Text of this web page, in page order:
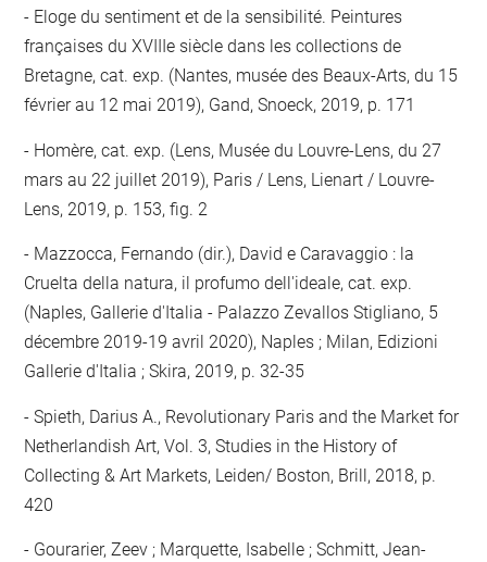
Eloge du sentiment et de la sensibilité. Peintures
françaises du XVIIIe siècle dans les collections de
Bretagne, cat. exp. (Nantes, musée des Beaux-Arts, du 15
février au 12 mai 2019), Gand, Snoeck, 2019, p. 171
Homère, cat. exp. (Lens, Musée du Louvre-Lens, du 27
mars au 22 juillet 2019), Paris / Lens, Lienart / Louvre-
Lens, 2019, p. 153, fig. 2
Mazzocca, Fernando (dir.), David e Caravaggio : la
Cruelta della natura, il profumo dell'ideale, cat. exp.
(Naples, Gallerie d'Italia - Palazzo Zevallos Stigliano, 5
décembre 2019-19 avril 2020), Naples ; Milan, Edizioni
Gallerie d'Italia ; Skira, 2019, p. 32-35
Spieth, Darius A., Revolutionary Paris and the Market for
Netherlandish Art, Vol. 3, Studies in the History of
Collecting & Art Markets, Leiden/ Boston, Brill, 2018, p.
420
Gourarier, Zeev ; Marquette, Isabelle ; Schmitt, Jean-